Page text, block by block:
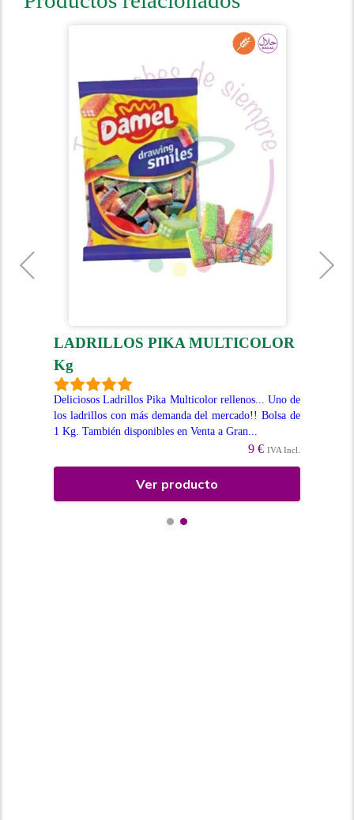
LADRILLOS PIKA MULTICOLOR
Kg
Deliciosos Ladrillos Pika Multicolor rellenos... Uno de
los ladrillos con más demanda del mercado!! Bolsa de
1 Kg. También disponibles en Venta a Gran...
9 € IVA Incl.
Ver producto